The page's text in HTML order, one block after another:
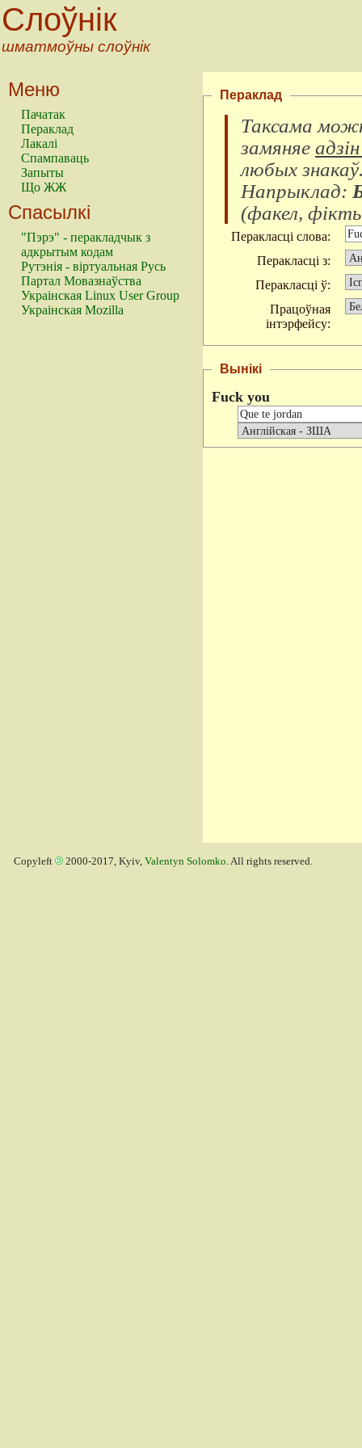
Слоўнік
шматмоўны слоўнік
Меню
Пачатак
Пераклад
Лакалі
Спампаваць
Запыты
Що ЖЖ
Спасылкі
"Пэрэ" - перакладчык з
адкрытым кодам
Рутэнія - віртуальная Русь
Партал Мовазнаўства
Украінская Linux User Group
Украінская Mozilla
Пераклад
Таксама
замяняе
любых знакаў
Напрыклад:
(факел,
Перакласці слова:
Перакласці з:
Перакласці ў:
Працоўная
інтэрфейсу:
Вынікі
Fuck you
Copyleft 2000-2017, Kyiv, Valentyn Solomko. All rights reserved.